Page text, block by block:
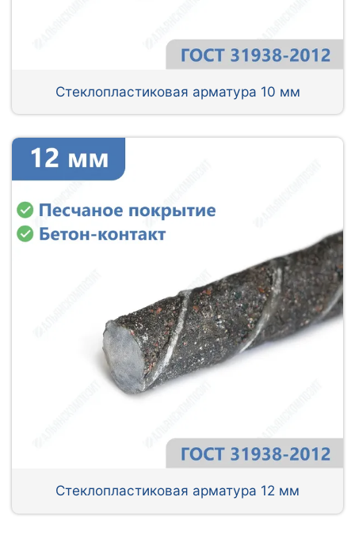
Стеклопластиковая арматура 10 мм
Стеклопластиковая арматура 12 мм